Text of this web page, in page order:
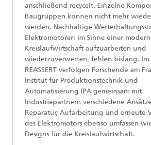
anschließend recycelt. Einzelne
Baugruppen können nicht mehr
werden. Nachhaltige
Elektromotoren im Sinne einer
Kreislaufwirtschaft aufzuarbeiten und
wiederzuverwerten, fehlen bislang. Im
REASSERT verfolgen Forschende am
Institut für Produktionstechnik und
Automatisierung IPA gemeinsam mit
Industriepartnern verschiedene
Reparatur, Aufarbeitung und erneute
des Elektromotors ebenso umfassen
Designs für die Kreislaufwirtschaft.